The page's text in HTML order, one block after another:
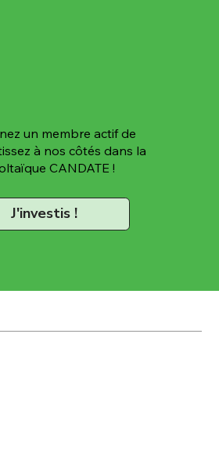
un membre actif de
à nos côtés dans la
CANDATE !
J'investis !